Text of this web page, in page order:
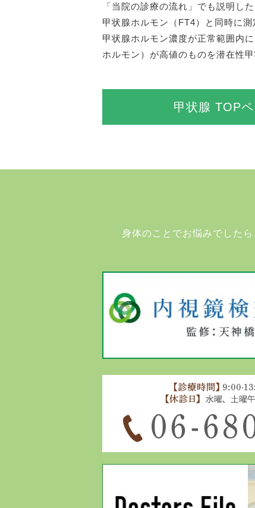
「当院の診療の流れ」でも説明し
甲状腺ホルモン（FT4）と同時に測
甲状腺ホルモン濃度が正常範囲内
ホルモン）が高値のものを潜在性
甲状腺 TOP
身体のことでお悩みでした